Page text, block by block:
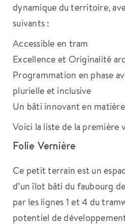
dynamique du territoire,
suivants :
Accessible en tram
Excellence et Originalité
Programmation en phase
plurielle et inclusive
Un bâti innovant en
Voici la liste de la première
Folie Vernière
Ce petit terrain est un
d’un îlot bâti du faubourg
par les lignes 1 et 4 du
potentiel de